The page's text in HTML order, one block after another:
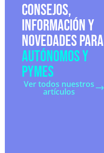
CONSEJOS,
INFORMACIÓN Y
NOVEDADES PARA
AUTÓNOMOS Y
PYMES
Ver todos nuestros
artículos